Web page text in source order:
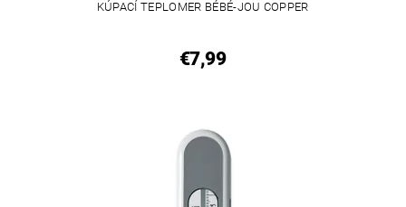
KÚPACÍ TEPLOMER BÉBÉ-JOU COPPER
€7,99